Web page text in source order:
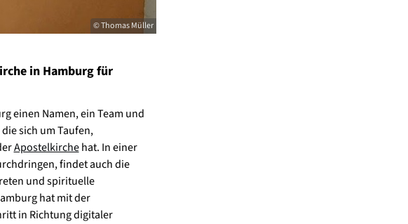
© Thomas Müller
in Hamburg für
einen Namen, ein Team und
sich um Taufen,
Apostelkirchehat. In einer
findet auch die
und spirituelle
hat mit der
in Richtung digitaler